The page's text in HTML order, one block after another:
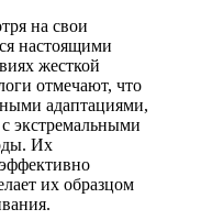
на свои
настоящими
жесткой
отмечают, что
адаптациями,
экстремальными
Их
их образцом